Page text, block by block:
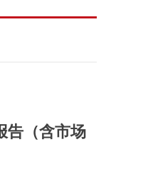
告（含市场